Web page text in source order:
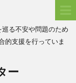
る不安や問題のため
的支援を行っていま
ー